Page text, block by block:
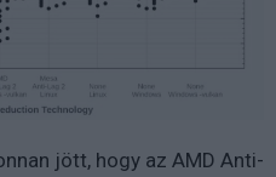
jött, hogy az AMD Anti-